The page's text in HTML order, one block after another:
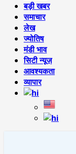
बड़ी खबर
समाचार
लेख
ज्योतिष
मंडी भाव
सिटी न्यूज़
आवश्यकता
व्यापार